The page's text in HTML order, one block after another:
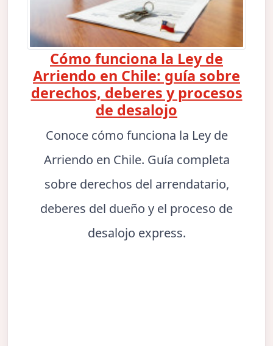
Cómo funciona la Ley de
Arriendo en Chile: guía sobre
derechos, deberes y procesos
de desalojo
Conoce cómo funciona la Ley de
Arriendo en Chile. Guía completa
sobre derechos del arrendatario,
deberes del dueño y el proceso de
desalojo express.